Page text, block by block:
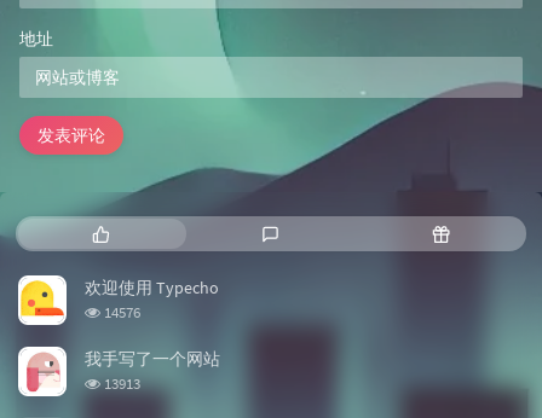
地址
发表评论
热门文章 随机文章
欢迎使用 Typecho
浏览次数:
14576
我手写了一个网站
浏览次数:
13913